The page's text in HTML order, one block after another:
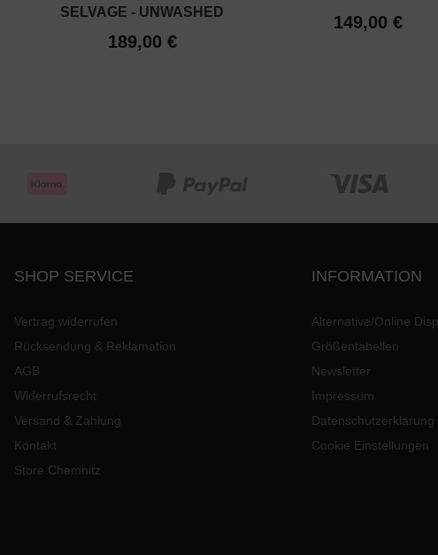
SELVAGE - UNWASHED
189,00 €
149,00 €
SHOP SERVICE
Vertrag widerrufen
Rücksendung & Reklamation
AGB
Widerrufsrecht
Versand & Zahlung
Kontakt
Store Chemnitz
INFORMATION
Alternative/Online
Größentabellen
Newsletter
Impressum
Datenschutzerklärung
Cookie Einstellungen